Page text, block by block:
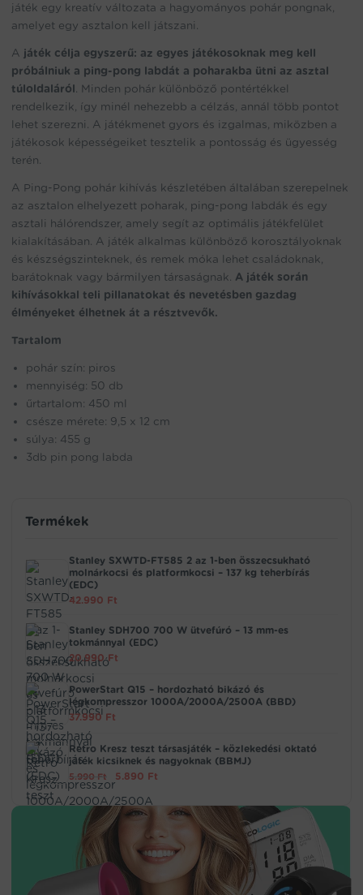
játék egy kreatív változata a hagyományos pohár pongnak,
amelyet egy asztalon kell játszani.
A játék célja egyszerű: az egyes játékosoknak meg kell
próbálniuk a ping-pong labdát a poharakba ütni az asztal
túloldaláról . Minden pohár különböző pontértékkel
rendelkezik, így minél nehezebb a célzás, annál több pontot
lehet szerezni. A játékmenet gyors és izgalmas, miközben a
játékosok képességeiket tesztelik a pontosság és ügyesség
terén.
A Ping-Pong pohár kihívás készletében általában szerepelnek
az asztalon elhelyezett poharak, ping-pong labdák és egy
asztali hálórendszer, amely segít az optimális játékfelület
kialakításában. A játék alkalmas különböző korosztályoknak
és készségszinteknek, és remek móka lehet családoknak,
barátoknak vagy bármilyen társaságnak. A játék során
kihívásokkal teli pillanatokat és nevetésben gazdag
élményeket élhetnek át a résztvevők.
Tartalom
pohár szín: piros
mennyiség: 50 db
űrtartalom: 450 ml
csésze mérete: 9,5 x 12 cm
súlya: 455 g
3db pin pong labda
Termékek
Stanley SXWTD-FT585 2 az 1-ben összecsukható
molnárkocsi és platformkocsi – 137 kg teherbírás
(EDC)
42.990 Ft
Stanley SDH700 700 W ütvefúró – 13 mm-es
tokmánnyal (EDC)
20.990Ft
PowerStart Q15 – hordozható bikázó és
légkompresszor 1000A/2000A/2500A (BBD)
37.990 Ft
Retro Kresz teszt társasjáték – közlekedési oktató
játék kicsiknek és nagyoknak (BBMJ)
5.990 Ft
Original
was:
5.990
5.890 Ft
is:
5.890